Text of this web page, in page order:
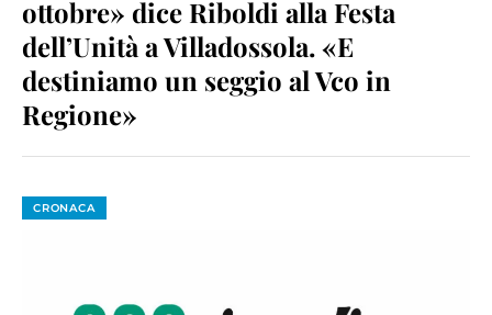
ottobre» dice Riboldi alla Festa
dell’Unità a Villadossola. «E
destiniamo un seggio al Vco in
Regione»
CRONACA